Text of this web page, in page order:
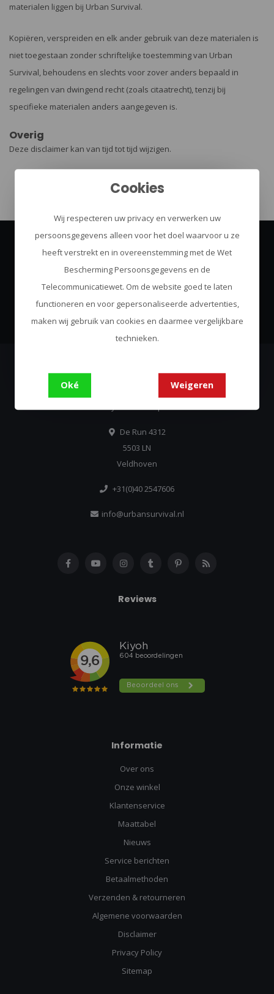
materialen liggen bij Urban Survival.
Kopiëren, verspreiden en elk ander gebruik van deze materialen is
niet toegestaan zonder schriftelijke toestemming van Urban
Survival, behoudens en slechts voor zover anders bepaald in
regelingen van dwingend recht (zoals citaatrecht), tenzij bij
specifieke materialen anders aangegeven is.
Overig
Deze disclaimer kan van tijd tot tijd wijzigen.
Abonneer je op onze nieuwsbrief
Blijf op de hoogte over onze laatste acties
Abonneer
Urban Survival
De Run 4312
5503 LN
Veldhoven
+31(0)40 2547606
info@urbansurvival.nl
Reviews
Informatie
Over ons
Onze winkel
Klantenservice
Maattabel
Nieuws
Service berichten
Betaalmethoden
Verzenden & retourneren
Algemene voorwaarden
Disclaimer
Privacy Policy
Sitemap
Cookies
Wij respecteren uw privacy en verwerken uw
persoonsgegevens alleen voor het doel waarvoor u ze
heeft verstrekt en in overeenstemming met de Wet
Bescherming Persoonsgegevens en de
Telecommunicatiewet. Om de website goed te laten
functioneren en voor gepersonaliseerde advertenties,
maken wij gebruik van cookies en daarmee vergelijkbare
technieken.
Oké Weigeren